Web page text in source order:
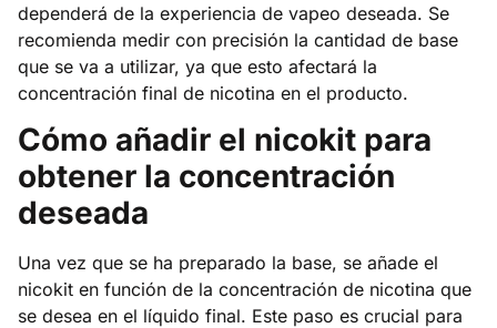
dependerá de la experiencia de vapeo deseada. Se
recomienda medir con precisión la cantidad de base
que se va a utilizar, ya que esto afectará la
concentración final de nicotina en el producto.
Cómo añadir el nicokit para
obtener la concentración
deseada
Una vez que se ha preparado la base, se añade el
nicokit en función de la concentración de nicotina que
se desea en el líquido final. Este paso es crucial para